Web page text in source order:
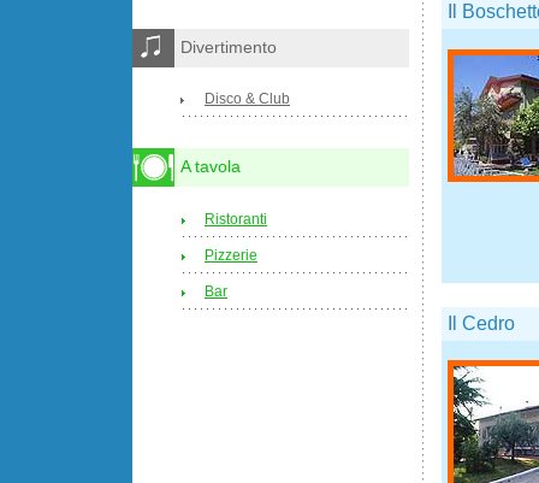
Il
Il Cedro
Divertimento
Disco & Club
A tavola
Ristoranti
Pizzerie
Bar